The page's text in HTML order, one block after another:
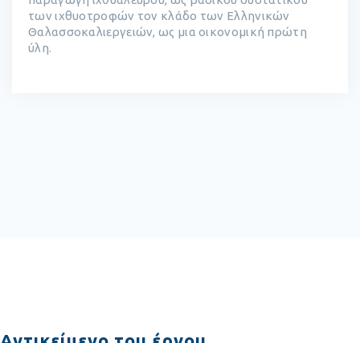
των ιχθυοτροφών τον κλάδο των Ελληνικών
Θαλασσοκαλιεργειών, ως μια οικονομική πρώτη
ύλη.